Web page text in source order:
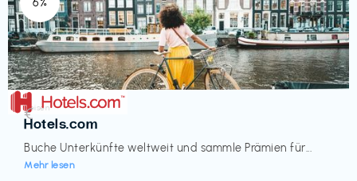
Reisen
Hotels.com
Buche Unterkünfte weltweit und sammle Prämien für...
Mehr lesen
€‎